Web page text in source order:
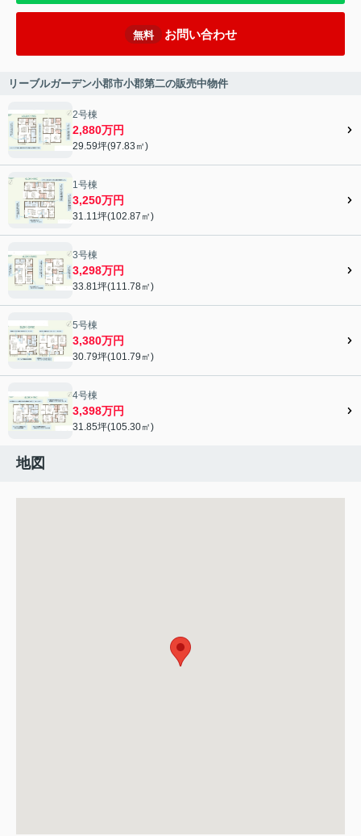
無料 お問い合わせ
リーブルガーデン小郡市小郡第二の販売中物件
2号棟
2,880万円
29.59坪(97.83㎡)
1号棟
3,250万円
31.11坪(102.87㎡)
3号棟
3,298万円
33.81坪(111.78㎡)
5号棟
3,380万円
30.79坪(101.79㎡)
4号棟
3,398万円
31.85坪(105.30㎡)
地図